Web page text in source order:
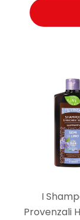
I
Provenzali